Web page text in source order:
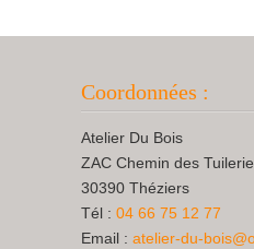
Coordonnées :
Atelier Du Bois
ZAC Chemin des
30390 Théziers
Tél : 04 66 75 12 77
Email : atelier-du-